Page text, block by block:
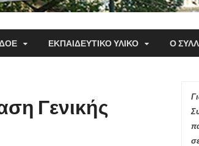
Α΄
ΕΚΠΑΙΔΕΥΤΙΚΌ ΥΛΙΚΌ Ο
Γενικής